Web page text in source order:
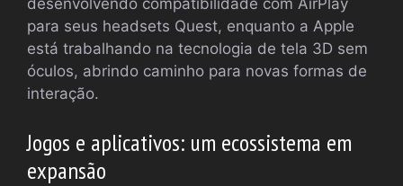
desenvolvendo compatibilidade com AirPlay
para seus headsets Quest, enquanto a Apple
está trabalhando na tecnologia de tela 3D sem
óculos, abrindo caminho para novas formas de
interação.
Jogos e aplicativos: um ecossistema em
expansão